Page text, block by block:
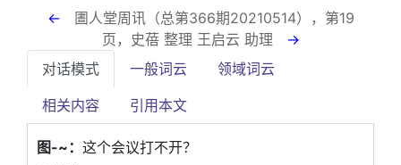
←
圕人堂周讯（总第366期20210514），第19
页 ，史蓓 整理 王启云 助理
→
对话模式
一般词云 领域词云
相关内容 引用本文
图-~： 这个会议打不开？